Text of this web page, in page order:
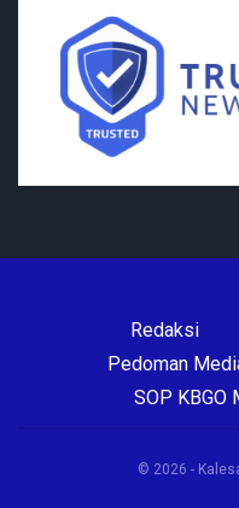
Redaksi
Pedoman
SOP KBGO
© 2026 -